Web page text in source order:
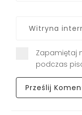
Zapamiętaj
podczas